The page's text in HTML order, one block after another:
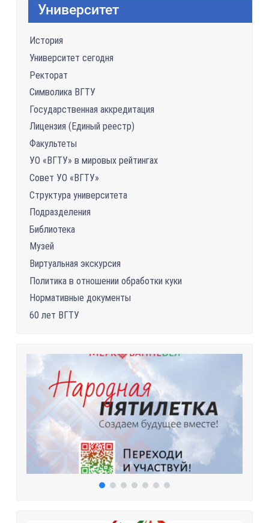
Университет
История
Университет сегодня
Ректорат
Символика ВГТУ
Государственная аккредитация
Лицензия (Единый реестр)
Факультеты
УО «ВГТУ» в мировых рейтингах
Совет УО «ВГТУ»
Структура университета
Подразделения
Библиотека
Музей
Виртуальная экскурсия
Политика в отношении обработки куки
Нормативные документы
60 лет ВГТУ